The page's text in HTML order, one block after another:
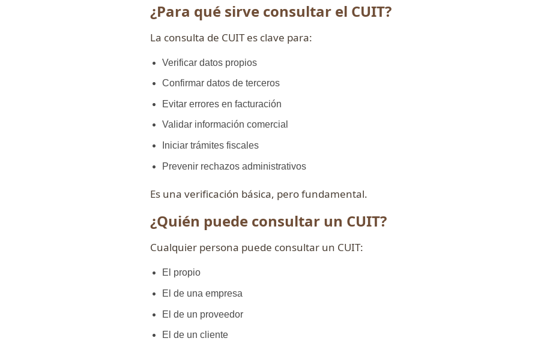
¿Para qué sirve consultar el CUIT?
La consulta de CUIT es clave para:
Verificar datos propios
Confirmar datos de terceros
Evitar errores en facturación
Validar información comercial
Iniciar trámites fiscales
Prevenir rechazos administrativos
Es una verificación básica, pero fundamental.
¿Quién puede consultar un CUIT?
Cualquier persona puede consultar un CUIT:
El propio
El de una empresa
El de un proveedor
El de un cliente